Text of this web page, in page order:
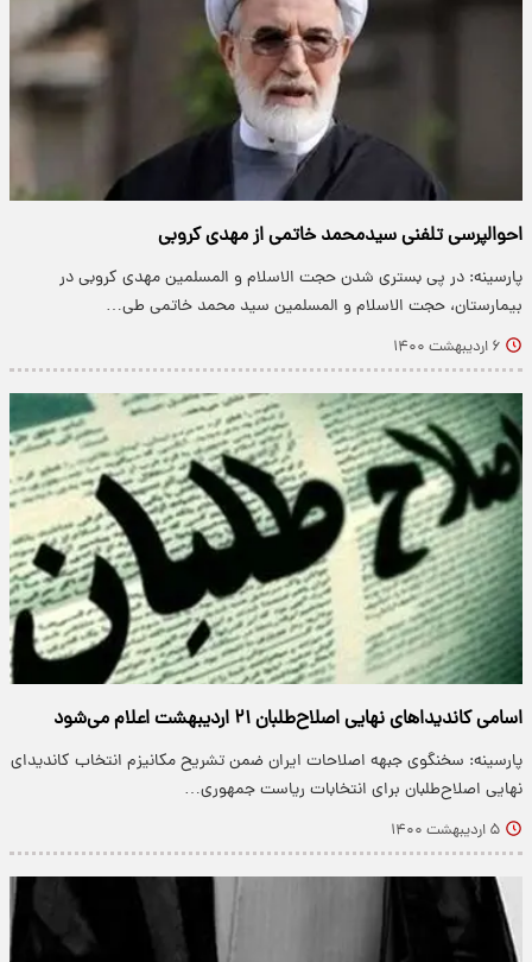
احوالپرسی تلفنی سیدمحمد خاتمی از مهدی کروبی
پارسینه: ​در پی بستری شدن حجت الاسلام و المسلمین مهدی کروبی در
بیمارستان، حجت الاسلام و المسلمین سید محمد خاتمی طی…
۶ اردیبهشت ۱۴۰۰
اسامی کاندیدا‌های نهایی اصلاح‌طلبان ۲۱ اردیبهشت اعلام می‌شود
پارسینه: سخنگوی جبهه اصلاحات ایران ضمن تشریح مکانیزم انتخاب کاندیدای
نهایی اصلاح‌طلبان برای انتخابات ریاست جمهوری…
۵ اردیبهشت ۱۴۰۰